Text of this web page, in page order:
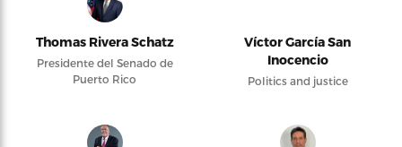
Thomas Rivera Schatz
Presidente del Senado de
Puerto Rico
Víctor García San
Inocencio
Politics and justice